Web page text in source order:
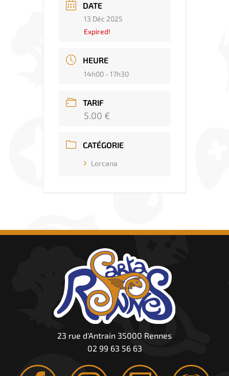
DATE
13 Déc 2025
Expired!
HEURE
14h00 - 17h30
TARIF
5.00 €
CATÉGORIE
Lorcana
23 rue d'Antrain 35000 Rennes
02 99 63 56 63